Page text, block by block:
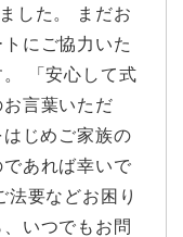
した。 まだお
にご協力いた
「安心して式
言葉いただ
じめご家族の
あれば幸いで
法要などお困り
いつでもお問